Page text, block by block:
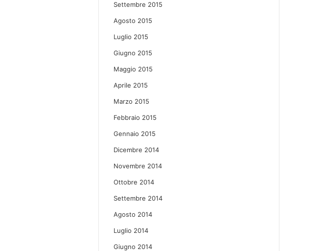
Settembre 2015
Agosto 2015
Luglio 2015
Giugno 2015
Maggio 2015
Aprile 2015
Marzo 2015
Febbraio 2015
Gennaio 2015
Dicembre 2014
Novembre 2014
Ottobre 2014
Settembre 2014
Agosto 2014
Luglio 2014
Giugno 2014